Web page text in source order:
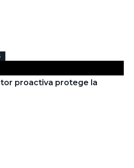
proactiva protege la